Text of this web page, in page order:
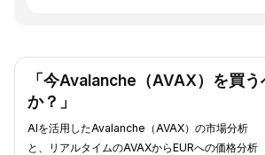
「今Avalanche（AVAX）を買
か？」
AIを活用したAvalanche（AVAX）の市場分析
と、リアルタイムのAVAXからEURへの価格分析